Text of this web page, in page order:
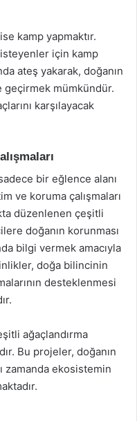
kamp yapmaktır.
için kamp
ateş yakarak, doğanın
mümkündür.
karşılayacak
bir eğlence alanı
ve koruma çalışmaları
düzenlenen çeşitli
doğanın korunması
bilgi vermek amacıyla
doğa bilincinin
desteklenmesi
ağaçlandırma
Bu projeler, doğanın
zamanda ekosistemin